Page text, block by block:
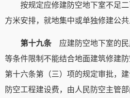
按规定应修建防空地下室不足
方米安排，就地集中或单独修建公共
第十九条 应建防空地下室的
等条件限制不能结合地面建筑修建
第十六条第（三）项的规定审批，
防空工程建设费，由人民防空主管